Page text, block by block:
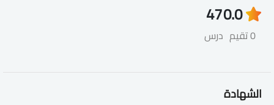
0.0
0 تقيم
47
درس
الشهادة